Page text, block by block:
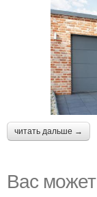
читать дальше →
Вас